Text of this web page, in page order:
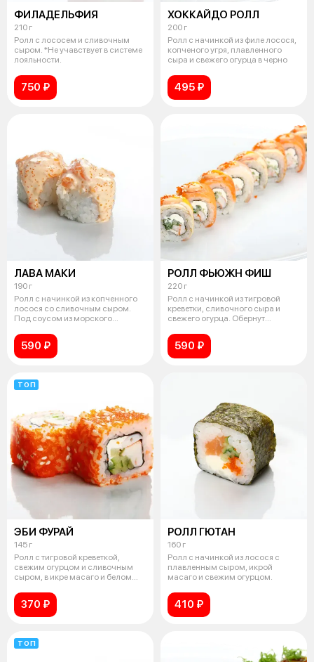
ФИЛАДЕЛЬФИЯ
210 г
Ролл с лососем и сливочным
сыром. *Не учавствует в системе
лояльности.
750 ₽
ХОККАЙДО РОЛЛ
200 г
Ролл с начинкой из филе лосося,
копченого угря, плавленного
сыра и свежего огурца в черно
495 ₽
ЛАВА МАКИ
190 г
Ролл с начинкой из копченного
лосося со сливочным сыром.
Под соусом из морского
590 ₽
РОЛЛ ФЬЮЖН ФИШ
220 г
Ролл с начинкой из тигровой
креветки, сливочного сыра и
свежего огурца. Обернут
590 ₽
ТОП
ЭБИ ФУРАЙ
145 г
Ролл с тигровой креветкой,
свежим огурцом и сливочным
сыром, в икре масаго и белом
370 ₽
РОЛЛ ГЮТАН
160 г
Ролл с начинкой из лосося с
плавленным сыром, икрой
масаго и свежим огурцом.
410 ₽
ТОП